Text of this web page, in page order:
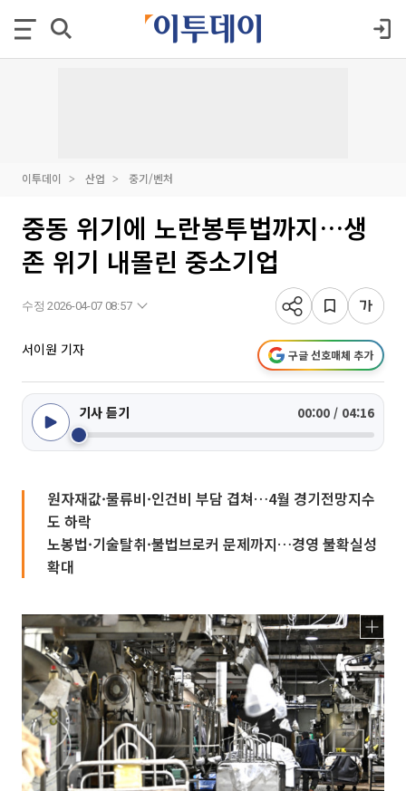
이투데이 산업 중기/벤처
중동 위기에 노란봉투법까지…생
존 위기 내몰린 중소기업
수정 2026-04-07 08:57
서이원 기자 구글 선호매체 추가
기사 듣기 00:00 / 04:16
원자재값·물류비·인건비 부담 겹쳐…4월 경기전망지수
도 하락
노봉법·기술탈취·불법브로커 문제까지…경영 불확실성
확대